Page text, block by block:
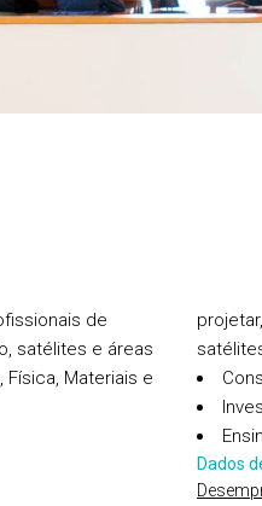
de
satélites e áreas
Materiais e
Dados